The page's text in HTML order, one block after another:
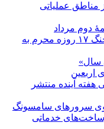
مناطق عملیاتی
دوم مرداد
سردار رضایی: ضربات شدیدی در جنگ ۱۷ روزه محرم به
سال»
هفته آینده منتشر
زیرساخت‌های خدماتی